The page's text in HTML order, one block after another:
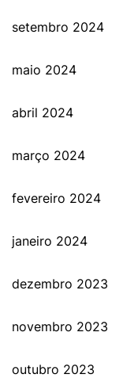
setembro 2024
maio 2024
abril 2024
março 2024
fevereiro 2024
janeiro 2024
dezembro 2023
novembro 2023
outubro 2023